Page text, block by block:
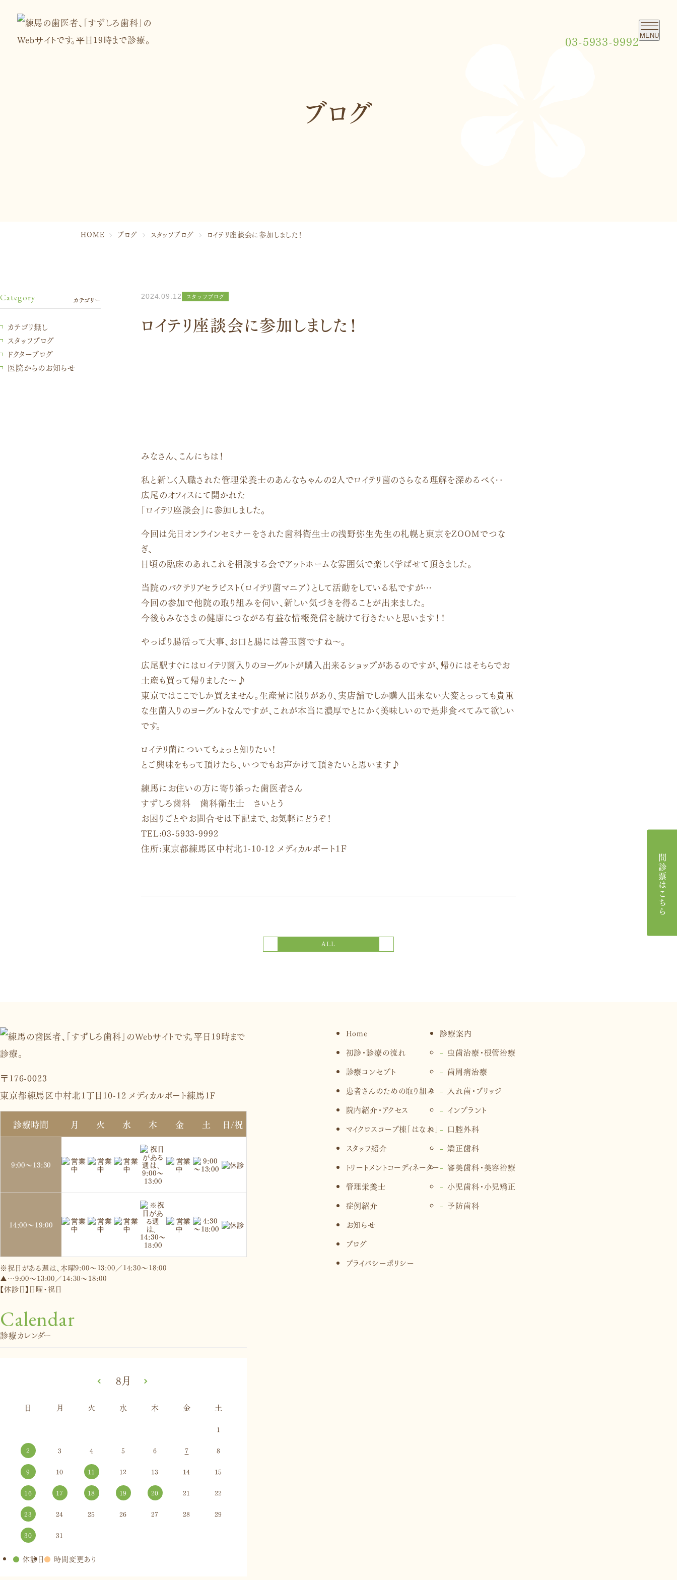
03-5933-9992MENU
03-5933-9992
お知らせ
ブログ
問診票はこちら
ブログ
HOME ブログ スタッフブログ ロイテリ座談会に参加しました！
2024.09.12 スタッフブログ
ロイテリ座談会に参加しました！
みなさん、こんにちは！
私と新しく入職された管理栄養士のあんなちゃんの2人でロイテリ菌のさらなる理解を深めるべく‥
広尾のオフィスにて開かれた
「ロイテリ座談会」に参加しました。
今回は先日オンラインセミナーをされた歯科衛生士の浅野弥生先生の札幌と東京をZOOMでつな
ぎ、
日頃の臨床のあれこれを相談する会でアットホームな雰囲気で楽しく学ばせて頂きました。
当院のバクテリアセラピスト（ロイテリ菌マニア）として活動をしている私ですが…
今回の参加で他院の取り組みを伺い、新しい気づきを得ることが出来ました。
今後もみなさまの健康につながる有益な情報発信を続けて行きたいと思います！！
やっぱり腸活って大事、お口と腸には善玉菌ですね〜。
広尾駅すぐにはロイテリ菌入りのヨーグルトが購入出来るショップがあるのですが、帰りにはそちらでお
土産も買って帰りました〜♪
東京ではここでしか買えません。生産量に限りがあり、実店舗でしか購入出来ない大変とっっても貴重
な生菌入りのヨーグルトなんですが、これが本当に濃厚でとにかく美味しいので是非食べてみて欲しい
です。
ロイテリ菌についてちょっと知りたい！
とご興味をもって頂けたら、いつでもお声かけて頂きたいと思います♪
練馬にお住いの方に寄り添った歯医者さん
すずしろ歯科 歯科衛生士 さいとう
お困りごとやお問合せは下記まで、お気軽にどうぞ！
TEL:03-5933-9992
住所:東京都練馬区中村北1-10-12 メディカルポート1Ｆ
ALL
Category カテゴリー
カテゴリ無し
スタッフブログ
ドクターブログ
医院からのお知らせ
〒176-0023
東京都練馬区中村北1丁目10-12 メディカルポート練馬1F
診療時間 月 火 水 木 金 土 日/祝
9:00～13:30
14:00～19:00
※祝日がある週は、木曜9:00～13:00／14:30～18:00
▲…9:00～13:00／14:30～18:00
【休診日】日曜・祝日
Calendar
診療カレンダー
8月
日 月 火 水 木 金 土
1
2
3 4 5 6 7
8
9
10 11 12 13 14
15
16
17 18 19 20 21
22
23
24 25 26 27 28
29
30
31
● 休診日● 時間変更あり
Home
初診・診療の流れ
診療コンセプト
患者さんのための取り組み
院内紹介・アクセス
マイクロスコープ棟「はなれ」
スタッフ紹介
トリートメントコーディネーター
管理栄養士
症例紹介
お知らせ
ブログ
プライバシーポリシー
診療案内
虫歯治療・根管治療
歯周病治療
入れ歯・ブリッジ
インプラント
口腔外科
矯正歯科
審美歯科・美容治療
小児歯科・小児矯正
予防歯科